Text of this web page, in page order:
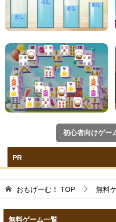
初心者向けゲー
PR
おもげーむ！ TOP 無料
無料ゲーム一覧